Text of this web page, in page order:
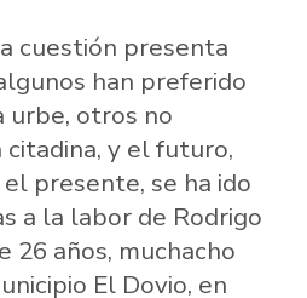
cuestión presenta
han preferido
urbe, otros no
y el futuro,
presente, se ha ido
a la labor de Rodrigo
26 años, muchacho
El Dovio, en